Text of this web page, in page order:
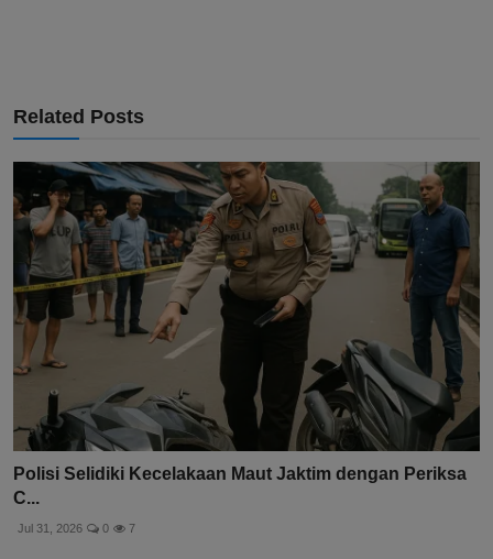
Related Posts
Polisi Selidiki Kecelakaan Maut Jaktim dengan Periksa
C...
Jul 31, 2026 0 7